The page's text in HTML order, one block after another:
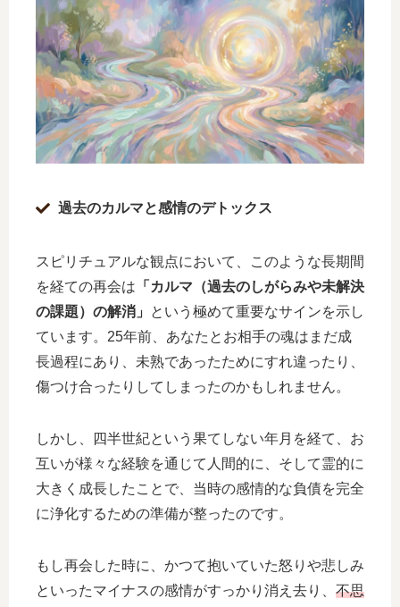
過去のカルマと感情のデトックス
スピリチュアルな観点において、このような長期間
を経ての再会は 「カルマ（過去のしがらみや未解決
の課題）の解消」
という極めて重要なサインを示し
ています。25年前、あなたとお相手の魂はまだ成
長過程にあり、未熟であったためにすれ違ったり、
傷つけ合ったりしてしまったのかもしれません。
しかし、四半世紀という果てしない年月を経て、お
互いが様々な経験を通じて人間的に、そして霊的に
大きく成長したことで、当時の感情的な負債を完全
に浄化するための準備が整ったのです。
もし再会した時に、かつて抱いていた怒りや悲しみ
といったマイナスの感情がすっかり消え去り、 不思